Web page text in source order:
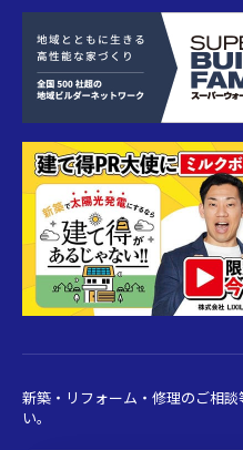
新築・リフォーム・修理のご相
い。